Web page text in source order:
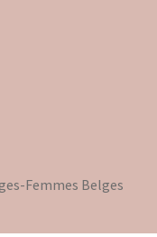
Femmes Belges